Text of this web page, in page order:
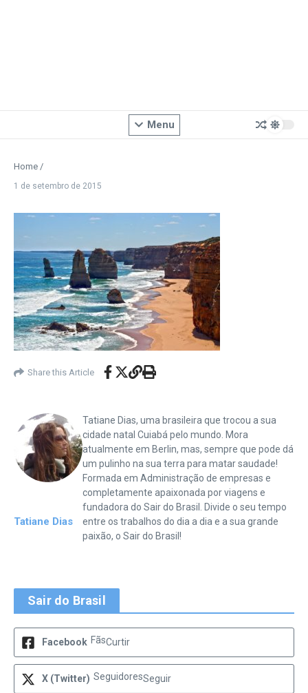
Menu
Home /
1 de setembro de 2015
Share this Article
Tatiane Dias
Tatiane Dias, uma brasileira que trocou a sua
cidade natal Cuiabá pelo mundo. Mora
atualmente em Berlin, mas, sempre que pode dá
um pulinho na sua terra para matar saudade!
Formada em Administração de empresas e
completamente apaixonada por viagens e
fundadora do Sair do Brasil. Divide o seu tempo
entre os trabalhos do dia a dia e a sua grande
paixão, o Sair do Brasil!
Sair do Brasil
Facebook FãsCurtir
X (Twitter) SeguidoresSeguir